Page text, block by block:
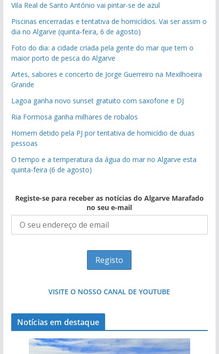
Vila Real de Santo António vai pintar-se de azul
Piscinas encerradas e tentativa de homicídios. Vai ser assim o
dia no Algarve (quinta-feira, 6 de agosto)
Foto do dia: a cidade criada pela gente do mar que tem o
maior porto de pesca do Algarve
Artes, sabores e concerto de Jorge Guerreiro na Mexilhoeira
Grande
Lagoa ganha novo sunset gratuito com saxofone e DJ
Ria Formosa ganha milhares de robalos
Homem detido pela PJ por tentativa de homicídio de duas
pessoas
O tempo e a temperatura da água do mar no Algarve esta
quinta-feira (6 de agosto)
Registe-se para receber as notícias do Algarve Marafado
no seu e-mail
VISITE O NOSSO CANAL DE YOUTUBE
Notícias em destaque